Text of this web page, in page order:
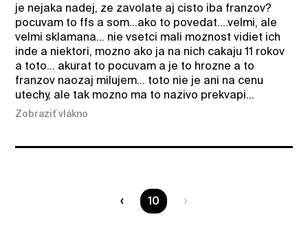
je nejaka nadej, ze zavolate aj cisto iba franzov?
pocuvam to ffs a som...ako to povedat....velmi, ale
velmi sklamana... nie vsetci mali moznost vidiet ich
inde a niektori, mozno ako ja na nich cakaju 11 rokov
a toto... akurat to pocuvam a je to hrozne a to
franzov naozaj milujem... toto nie je ani na cenu
utechy, ale tak mozno ma to nazivo prekvapi...
Zobraziť vlákno
Ste na strane
10